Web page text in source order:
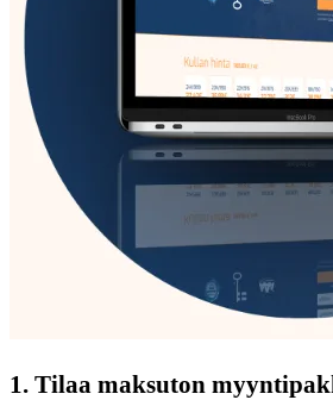
1. Tilaa maksuton